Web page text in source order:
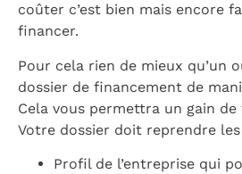
coûter c’est bien mais encore
financer.
Pour cela rien de mieux qu’un
dossier de financement de
Cela vous permettra un gain
Votre dossier doit reprendre
Profil de l’entreprise qui